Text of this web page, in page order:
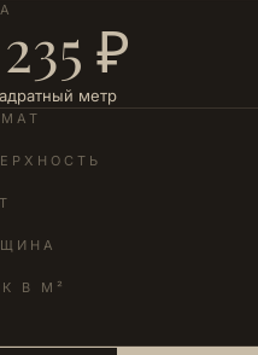
₽
метр
В М²